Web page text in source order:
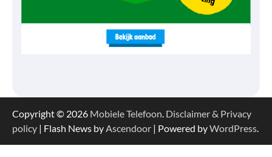
Copyright © 2026 Mobiele Telefoon Disclaimer & Privacy
policy | Flash News by Ascendoor | Powered byWordPress